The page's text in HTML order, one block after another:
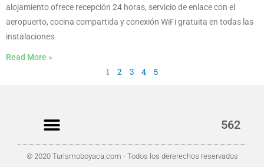
alojamiento ofrece recepción 24 horas, servicio de enlace con el
aeropuerto, cocina compartida y conexión WiFi gratuita en todas las
instalaciones.
Read More »
1 2 3 4 5
562
© 2020 Turismoboyaca.com - Todos los dererechos reservados